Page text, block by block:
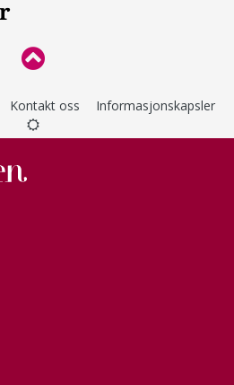
Kontakt oss Informasjonskapsler